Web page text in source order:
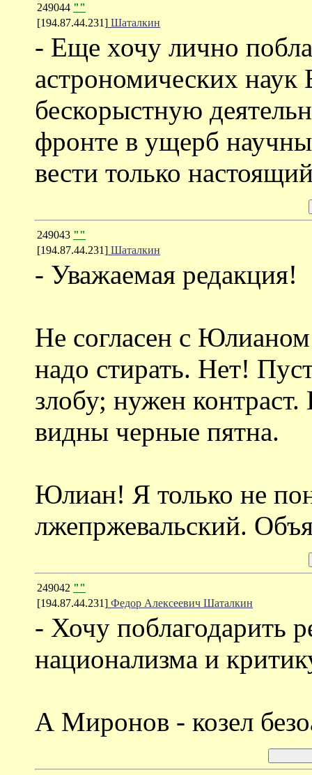
249044 ""
[194.87.44.231] Шаталкин
- Еще хочу лично
астрономических
бескорыстную
фронте в ущерб
вести только
249043 ""
[194.87.44.231] Шаталкин
- Уважаемая редакция!
Не согласен с
надо стирать. Нет!
злобу; нужен
видны черные пятна.
Юлиан! Я только не
лжепржевальский.
249042 ""
[194.87.44.231] Федор Алексеевич Шаталкин
- Хочу поблагодарить
национализма и
А Миронов - козел